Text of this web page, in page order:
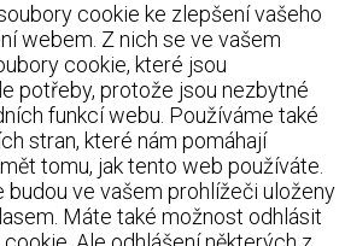
cookie ke zlepšení vašeho
webem. Z nich se ve vašem
cookie, které jsou
potřeby, protože jsou nezbytné
funkcí webu. Používáme také
stran, které nám pomáhají
tomu, jak tento web používáte.
ve vašem prohlížeči uloženy
Máte také možnost odhlásit